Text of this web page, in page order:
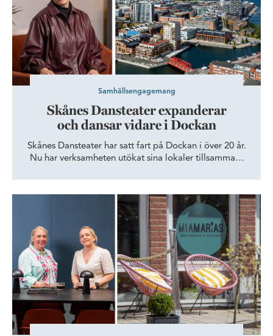
Samhällsengagemang
Skånes Dansteater expanderar
och dansar vidare i Dockan
Skånes Dansteater har satt fart på Dockan i över 20 år.
Nu har verksamheten utökat sina lokaler tillsammans
MiaMarias levererar mat till skånska storserier från köket i